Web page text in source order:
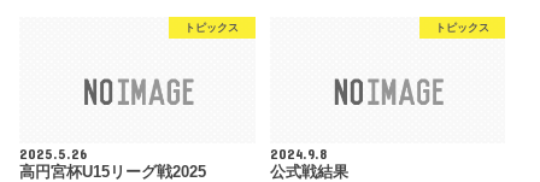
トピックス
2025.5.26
高円宮杯U15リーグ戦2025
トピックス
2024.9.8
公式戦結果